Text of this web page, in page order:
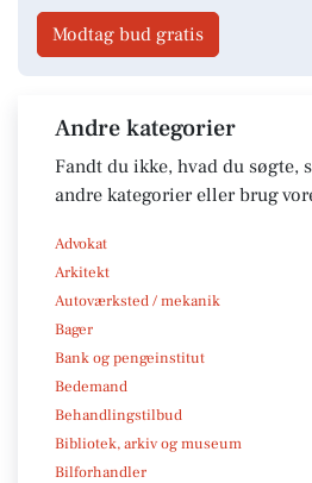
Modtag bud gratis
Andre kategorier
Fandt du ikke, hvad du søgte,
andre kategorier eller brug
Advokat
Arkitekt
Autoværksted / mekanik
Bager
Bank og pengeinstitut
Bedemand
Behandlingstilbud
Bibliotek, arkiv og museum
Bilforhandler